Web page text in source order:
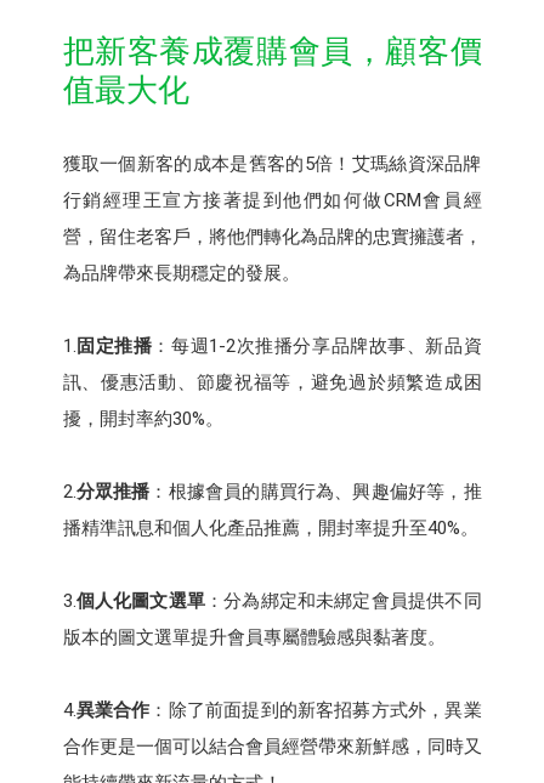
把新客養成覆購會員，顧客價
值最大化
獲取一個新客的成本是舊客的5倍！艾瑪絲資深品牌
行銷經理王宣方接著提到他們如何做CRM會員經
營，留住老客戶，將他們轉化為品牌的忠實擁護者，
為品牌帶來長期穩定的發展。
1.固定推播 ：每週1-2次推播分享品牌故事、新品資
訊、優惠活動、節慶祝福等，避免過於頻繁造成困
擾，開封率約30%。
2.分眾推播 ：根據會員的購買行為、興趣偏好等，推
播精準訊息和個人化產品推薦，開封率提升至40%。
3.個人化圖文選單：分為綁定和未綁定會員提供不同
版本的圖文選單提升會員專屬體驗感與黏著度。
4.異業合作 ：除了前面提到的新客招募方式外，異業
合作更是一個可以結合會員經營帶來新鮮感，同時又